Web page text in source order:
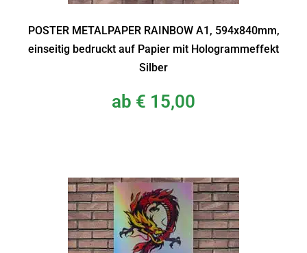
POSTER METALPAPER RAINBOW A1, 594x840mm,
einseitig bedruckt auf Papier mit Hologrammeffekt
Silber
ab € 15,00